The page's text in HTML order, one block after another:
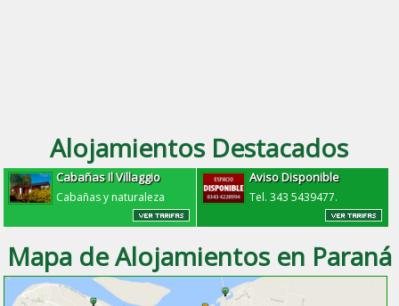
Alojamientos Destacados
Cabañas Il Villaggio
Cabañas y naturaleza
Aviso Disponible
Tel. 343 5439477.
Mapa de Alojamientos en Paraná